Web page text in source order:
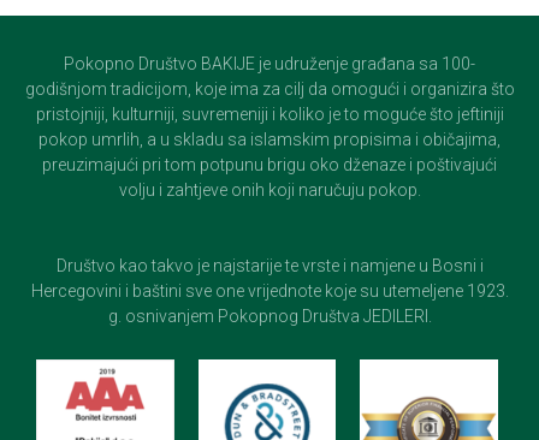
Pokopno Društvo BAKIJE je udruženje građana sa 100-
godišnjom tradicijom, koje ima za cilj da omogući i organizira što
pristojniji, kulturniji, suvremeniji i koliko je to moguće što jeftiniji
pokop umrlih, a u skladu sa islamskim propisima i običajima,
preuzimajući pri tom potpunu brigu oko dženaze i poštivajući
volju i zahtjeve onih koji naručuju pokop.
Društvo kao takvo je najstarije te vrste i namjene u Bosni i
Hercegovini i baštini sve one vrijednote koje su utemeljene 1923.
g. osnivanjem Pokopnog Društva JEDILERI.